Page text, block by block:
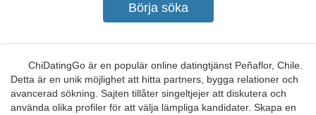
ChiDatingGo är en populär online datingtjänst Peñaflor, Chile.
Detta är en unik möjlighet att hitta partners, bygga relationer och
avancerad sökning. Sajten tillåter singeltjejer att diskutera och
använda olika profiler för att välja lämpliga kandidater. Skapa en